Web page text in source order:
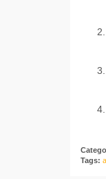
Tags: